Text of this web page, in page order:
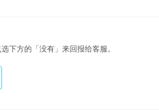
下方的「没有」来回报给客服。